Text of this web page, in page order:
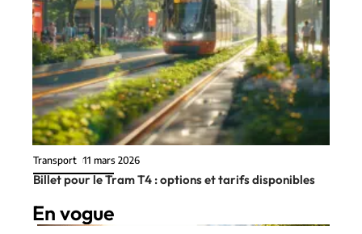
Transport 11 mars 2026
Billet pour le Tram T4 : options et tarifs disponibles
En vogue